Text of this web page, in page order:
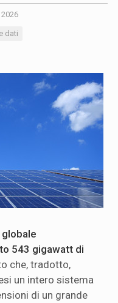
dati
globale
543 gigawatt di
che, tradotto,
un intero sistema
di un grande